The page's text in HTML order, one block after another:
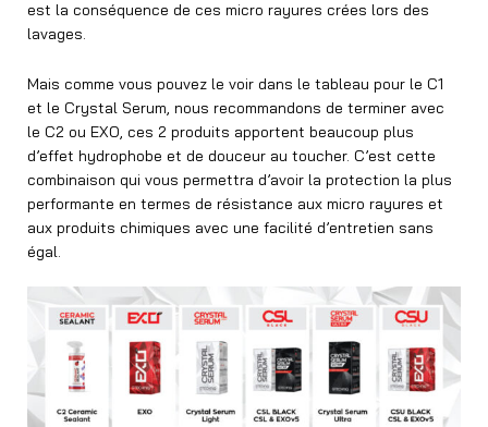
est la conséquence de ces micro rayures crées lors des
lavages.
Mais comme vous pouvez le voir dans le tableau pour le C1
et le Crystal Serum, nous recommandons de terminer avec
le C2 ou EXO, ces 2 produits apportent beaucoup plus
d’effet hydrophobe et de douceur au toucher. C’est cette
combinaison qui vous permettra d’avoir la protection la plus
performante en termes de résistance aux micro rayures et
aux produits chimiques avec une facilité d’entretien sans
égal.